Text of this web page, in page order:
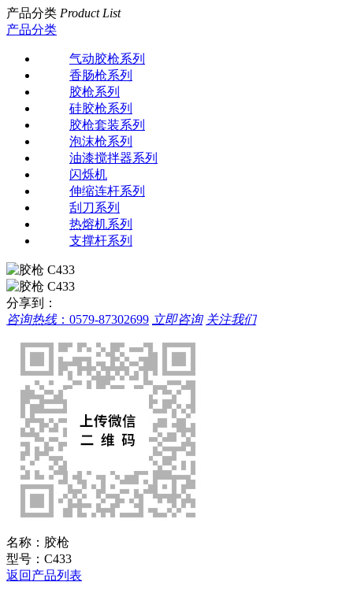
产品分类 Product List
产品分类
气动胶枪系列
香肠枪系列
胶枪系列
硅胶枪系列
胶枪套装系列
泡沫枪系列
油漆搅拌器系列
闪烁机
伸缩连杆系列
刮刀系列
热熔机系列
支撑杆系列
分享到：
咨询热线： 0579-87302699 立即咨询 关注我们
名称： 胶枪
型号： C433
返回产品列表